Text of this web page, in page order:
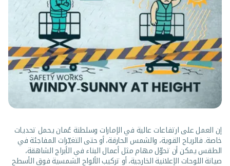
إن العمل على ارتفاعات عالية في الإمارات وسلطنة عُمان يحمل تحديات
خاصة. فالرياح القوية، والشمس الحارقة، أو حتى التغيّرات المفاجئة في
الطقس يمكن أن تحوّل مهام مثل أعمال البناء في الأبراج الشاهقة،
صيانة اللوحات الإعلانية الخارجية، أو تركيب الألواح الشمسية فوق الأسطح